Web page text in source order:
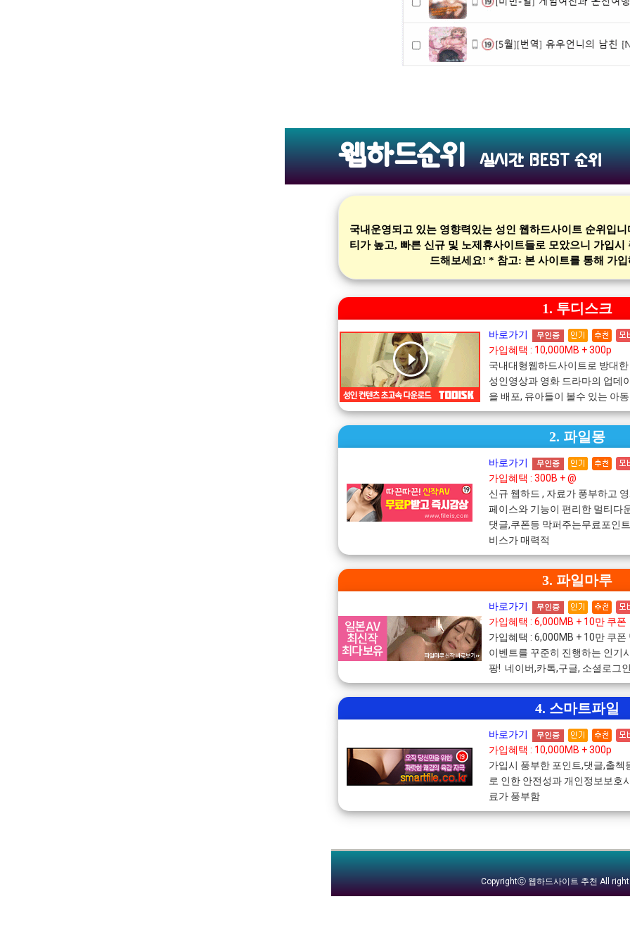
웹하드순위 실시간 BEST 순위
국내운영되고 있는 영향력있는 성인 웹하드사이트 순위입
티가 높고, 빠른 신규 및 노제휴사이트들로 모았으니 가입
드해보세요! * 참고: 본 사이트를 통해 가
1. 투디스크
바로가기 무인증
가입혜택 : 10,000MB + 300p
국내대형웹하드사이트로 방대
성인영상과 영화 드라마의 업데
을 배포, 유아들이 볼수 있는 아
2. 파일몽
바로가기 무인증
가입혜택 : 300B + @
신규 웹하드 , 자료가 풍부하고
페이스와 기능이 편리한 멀티다
댓글,쿠폰등 막퍼주는무료포인
비스가 매력적
3. 파일마루
바로가기 무인증
가입혜택 : 6,000MB + 10만 쿠폰
가입혜택 : 6,000MB + 10만 쿠
이벤트를 꾸준히 진행하는 인기
팡! 네이버,카톡,구글, 소셜로그
4. 스마트파일
바로가기 무인증
가입혜택 : 10,000MB + 300p
가입시 풍부한 포인트,댓글,출
로 인한 안전성과 개인정보보호
료가 풍부함
Copyrightⓒ웹하드사이트 추천 All